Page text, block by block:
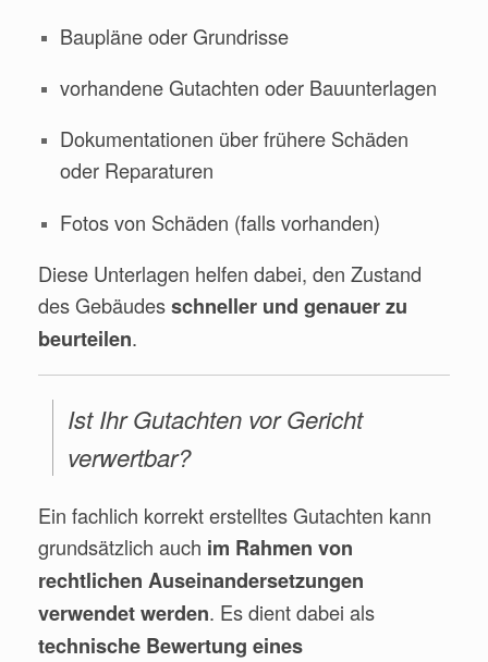
Baupläne oder Grundrisse
vorhandene Gutachten oder Bauunterlagen
Dokumentationen über frühere Schäden
oder Reparaturen
Fotos von Schäden (falls vorhanden)
Diese Unterlagen helfen dabei, den Zustand
des Gebäudesschneller und genauer zu
beurteilen.
Ist Ihr Gutachten vor Gericht
verwertbar?
Ein fachlich korrekt erstelltes Gutachten kann
grundsätzlich auch im Rahmen von
rechtlichen Auseinandersetzungen
verwendet werden. Es dient dabei als
technische Bewertung eines